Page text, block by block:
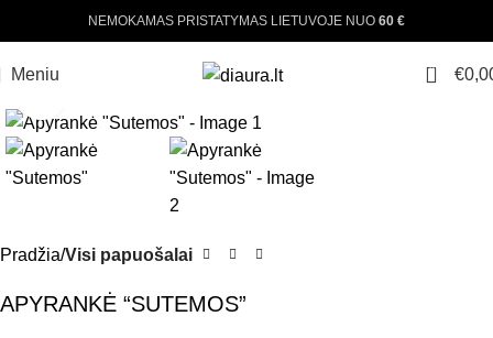
NEMOKAMAS PRISTATYMAS LIETUVOJE NUO 60 €
Meniu 0 €
Pradžia Visi papuošalai
APYRANKĖ “SUTEMOS”